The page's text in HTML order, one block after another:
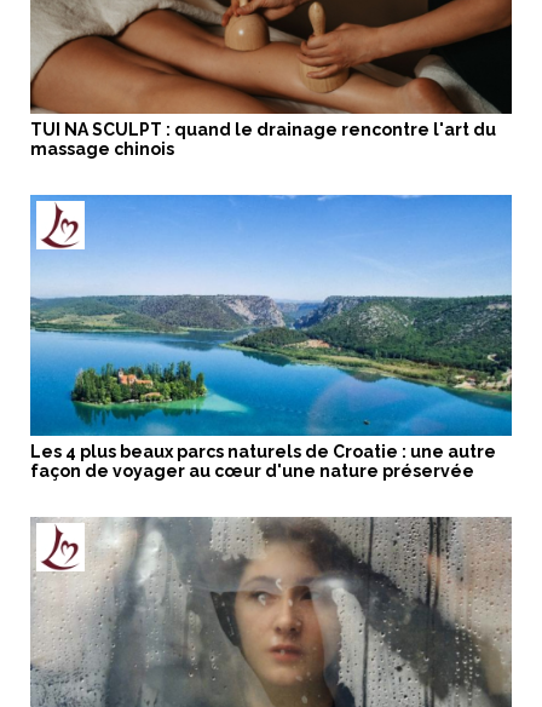
TUI NA SCULPT : quand le drainage rencontre l'art du
massage chinois
Les 4 plus beaux parcs naturels de Croatie : une autre
façon de voyager au cœur d'une nature préservée